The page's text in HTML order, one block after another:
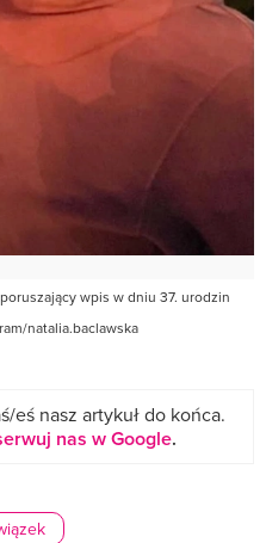
wpis w dniu 37. urodzin
natalia.baclawska
eś nasz artykuł do końca.
nas w Google.